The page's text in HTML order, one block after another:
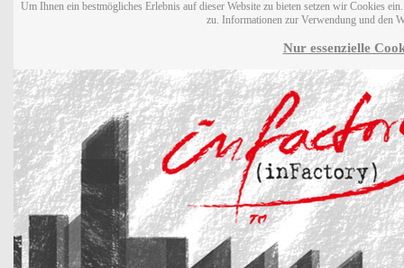
Um Ihnen ein bestmögliches Erlebnis auf dieser Website zu bieten setzen wir Cookies
zu. Informationen zur Verwendung und den
Nur essenzielle